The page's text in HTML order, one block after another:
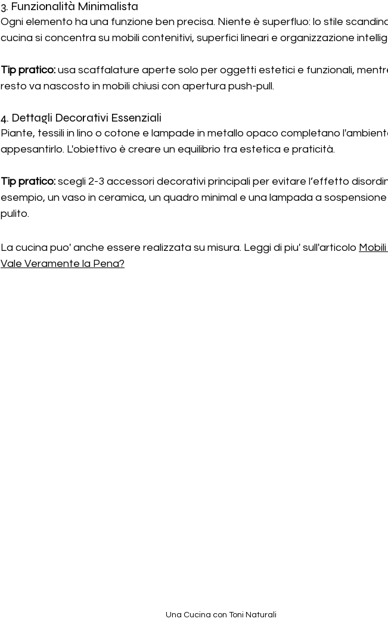
3. Funzionalità Minimalista
Ogni elemento ha una funzione ben precisa. Niente è superfluo: lo stile
cucina si concentra su mobili contenitivi, superfici lineari e organizzazione
Tip pratico: usa scaffalature aperte solo per oggetti estetici e funzionali,
resto va nascosto in mobili chiusi con apertura push-pull.
4. Dettagli Decorativi Essenziali
Piante, tessili in lino o cotone e lampade in metallo opaco completano
appesantirlo. L'obiettivo è creare un equilibrio tra estetica e praticità.
Tip pratico: scegli 2-3 accessori decorativi principali per evitare l’effetto
esempio, un vaso in ceramica, un quadro minimal e una lampada a
pulito.
La cucina puo' anche essere realizzata su misura. Leggi di piu' sull'articolo
Vale Veramente la Pena?
Una Cucina con Toni Naturali